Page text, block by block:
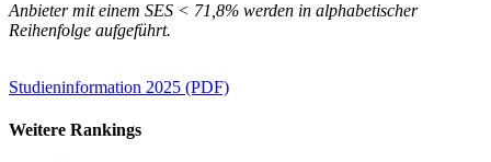
Anbieter mit einem SES < 71,8% werden in alphabetischer
Reihenfolge aufgeführt.
Studieninformation 2025 (PDF)
Weitere Rankings